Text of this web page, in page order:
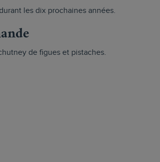
les dix prochaines années.
de figues et pistaches.